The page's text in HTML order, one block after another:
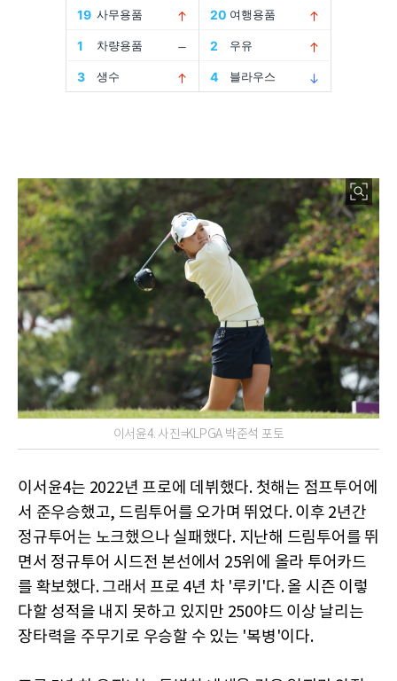
이서윤4. 사진=KLPGA 박준석 포토
이서윤4는 2022년 프로에 데뷔했다. 첫해는 점프투어에
서 준우승했고, 드림투어를 오가며 뛰었다. 이후 2년간
정규투어는 노크했으나 실패했다. 지난해 드림투어를 뛰
면서 정규투어 시드전 본선에서 25위에 올라 투어카드
를 확보했다. 그래서 프로 4년 차 '루키'다. 올 시즌 이렇
다할 성적을 내지 못하고 있지만 250야드 이상 날리는
장타력을 주무기로 우승할 수 있는 '복병'이다.